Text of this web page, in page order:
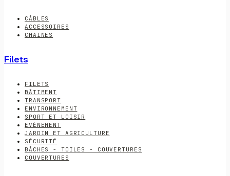
CÂBLES
ACCESSOIRES
CHAINES
Filets
FILETS
BÂTIMENT
TRANSPORT
ENVIRONNEMENT
SPORT ET LOISIR
EVÉNEMENT
JARDIN ET AGRICULTURE
SÉCURITÉ
BÂCHES - TOILES - COUVERTURES
COUVERTURES